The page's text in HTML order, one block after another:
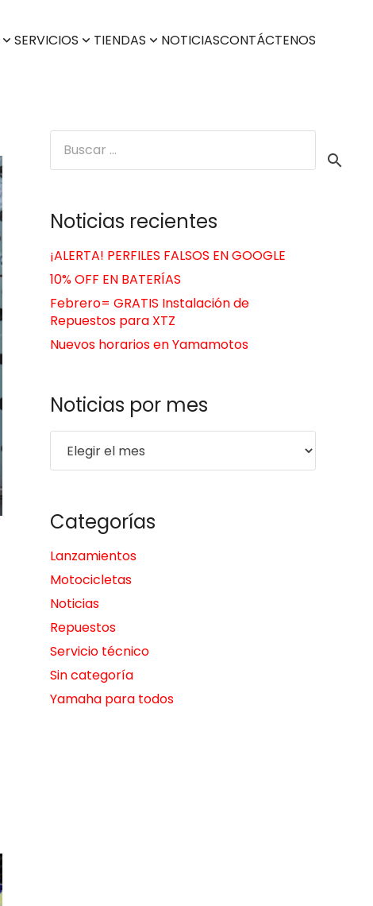
SERVICIOS TIENDAS NOTICIASCONTÁCTENOS
Noticias recientes
¡ALERTA! PERFILES FALSOS EN GOOGLE
10% OFF EN BATERÍAS
Febrero= GRATIS Instalación de
Repuestos para XTZ
Nuevos horarios en Yamamotos
Noticias por mes
por
Categorías
Lanzamientos
Motocicletas
Noticias
Repuestos
Servicio técnico
Sin categoría
Yamaha para todos